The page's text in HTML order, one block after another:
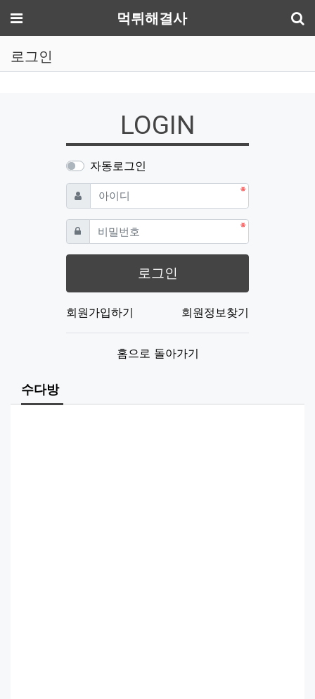
메뉴 먹튀해결사
로그인
LOGIN
자동로그인
아이디 필수
비밀번호필수
로그인
회원가입하기 회원정보찾기
홈으로 돌아가기
수다방